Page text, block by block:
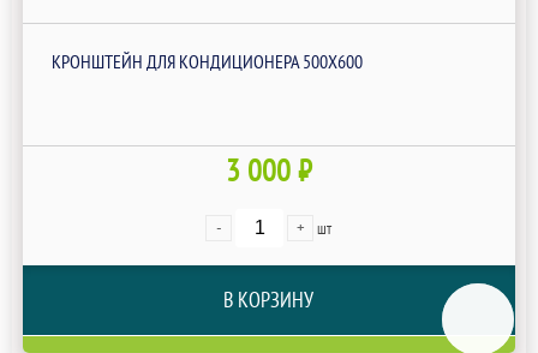
КРОНШТЕЙН ДЛЯ КОНДИЦИОНЕРА 500Х600
3 000 ₽
- + шт
В КОРЗИНУ